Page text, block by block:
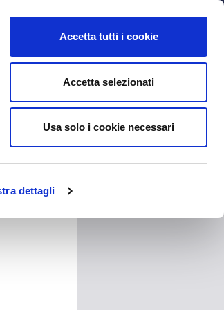
dettagli
Accetta tutti i cookie
Accetta selezionati
Usa solo i cookie necessari
BIGLIETTI STORE EN